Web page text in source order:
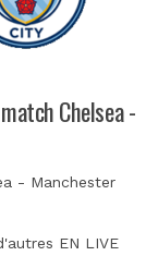
Chelsea -
- Manchester
EN LIVE